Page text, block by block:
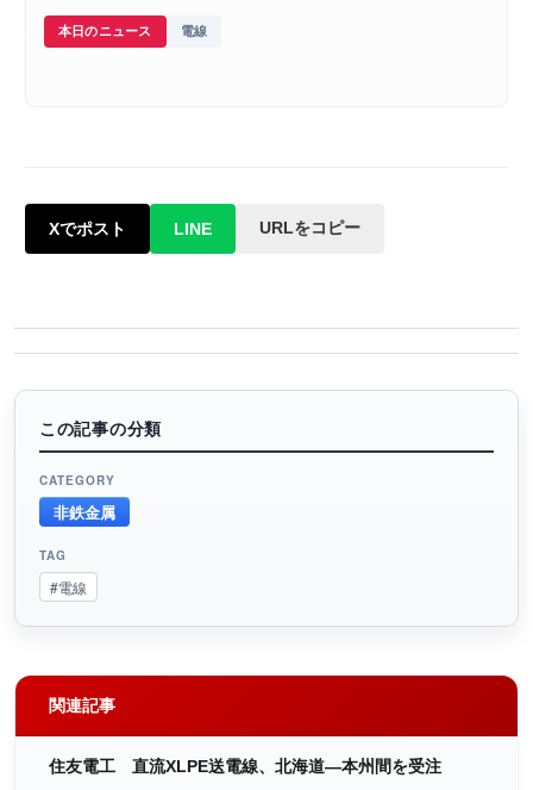
本日のニュース 電線
Xでポスト LINE URLをコピー
この記事の分類
CATEGORY
非鉄金属
TAG
#電線
関連記事
住友電工 直流XLPE送電線、北海道―本州間を受注